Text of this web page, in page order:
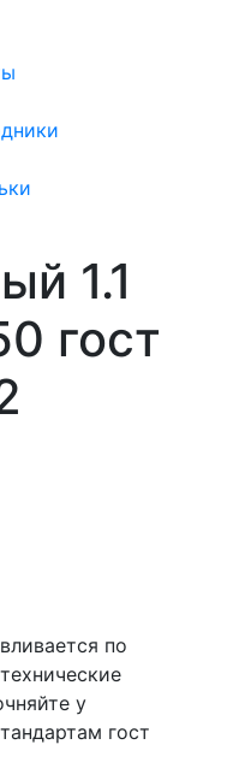
1.1
гост
по
у
гост